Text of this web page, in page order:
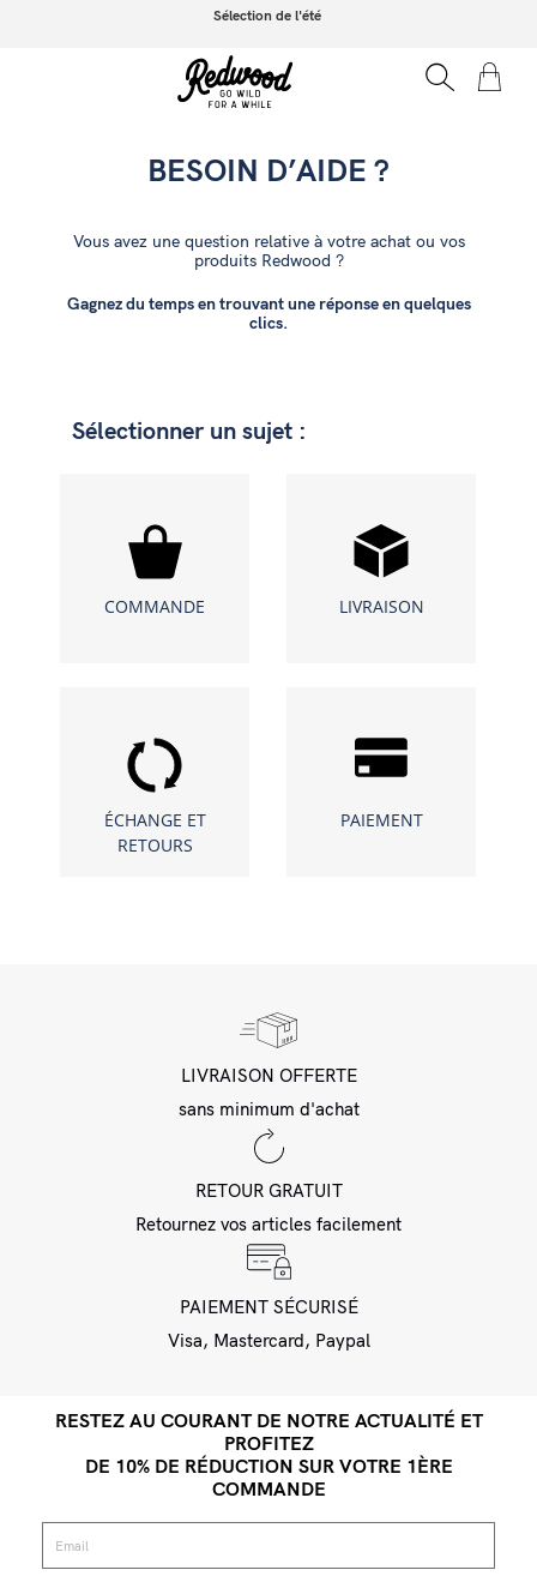
Sélection de l'été
BESOIN D’AIDE ?
Vous avez une question relative à votre achat ou vos
produits Redwood ?
Gagnez du temps en trouvant une réponse en quelques
clics.
Sélectionner un sujet :
COMMANDE LIVRAISON
ÉCHANGE ET
RETOURS
PAIEMENT
LIVRAISON OFFERTE
sans minimum d'achat
RETOUR GRATUIT
Retournez vos articles facilement
PAIEMENT SÉCURISÉ
Visa, Mastercard, Paypal
RESTEZ AU COURANT DE NOTRE ACTUALITÉ ET
PROFITEZ
DE 10% DE RÉDUCTION SUR VOTRE 1ÈRE
COMMANDE